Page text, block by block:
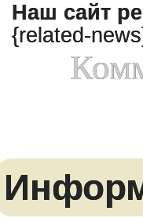
Наш сайт
{related-